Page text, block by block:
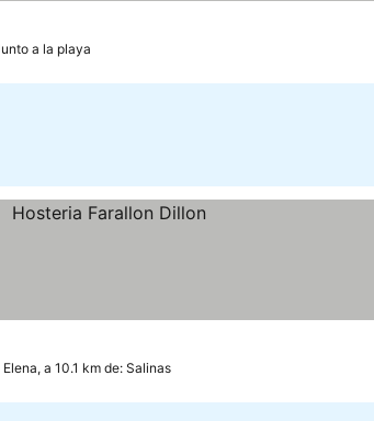
a la playa
a 10.1 km de: Salinas